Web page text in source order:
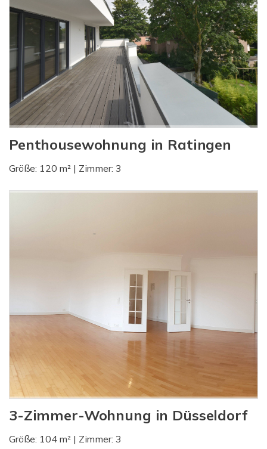
Penthousewohnung in Ratingen
Größe: 120 m² | Zimmer: 3
3-Zimmer-Wohnung in Düsseldorf
Größe: 104 m² | Zimmer: 3